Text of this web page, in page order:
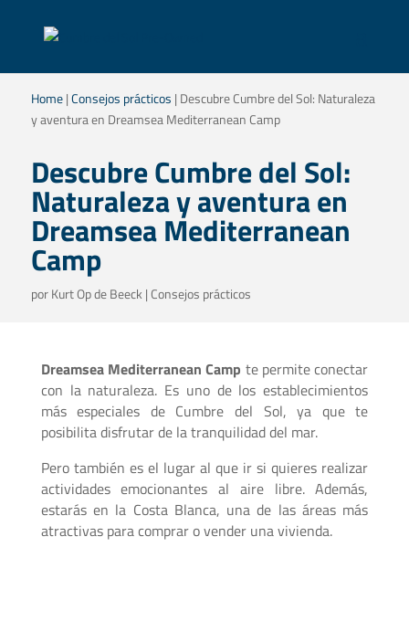
Home|Consejos prácticos | Descubre Cumbre del Sol: Naturaleza
y aventura en Dreamsea Mediterranean Camp
Descubre Cumbre del Sol:
Naturaleza y aventura en
Dreamsea Mediterranean
Camp
porKurt Op de Beeck | Consejos prácticos
Dreamsea Mediterranean Camp te permite conectar
con la naturaleza. Es uno de los establecimientos
más especiales de Cumbre del Sol, ya que te
posibilita disfrutar de la tranquilidad del mar.
Pero también es el lugar al que ir si quieres realizar
actividades emocionantes al aire libre. Además,
estarás en la Costa Blanca, una de las áreas más
atractivas para comprar o vender una vivienda.